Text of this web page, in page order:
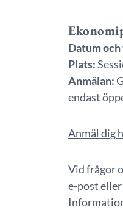
Datum
Plats:
Anmälan:
endast
Anmäl dig
Vid frågor
e-post eller